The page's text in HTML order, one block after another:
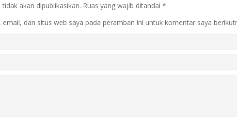
akan dipublikasikan. Ruas yang wajib ditandai *
email, dan situs web saya pada peramban ini untuk komentar saya